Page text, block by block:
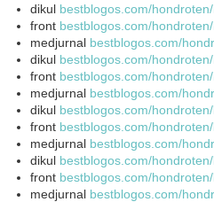
dikul bestblogos.com/
front bestblogos.com/
medjurnal bestblogos.com/
dikul bestblogos.com/
front bestblogos.com/
medjurnal bestblogos.com/
dikul bestblogos.com/
front bestblogos.com/
medjurnal bestblogos.com/
dikul bestblogos.com/
front bestblogos.com/
medjurnal bestblogos.com/